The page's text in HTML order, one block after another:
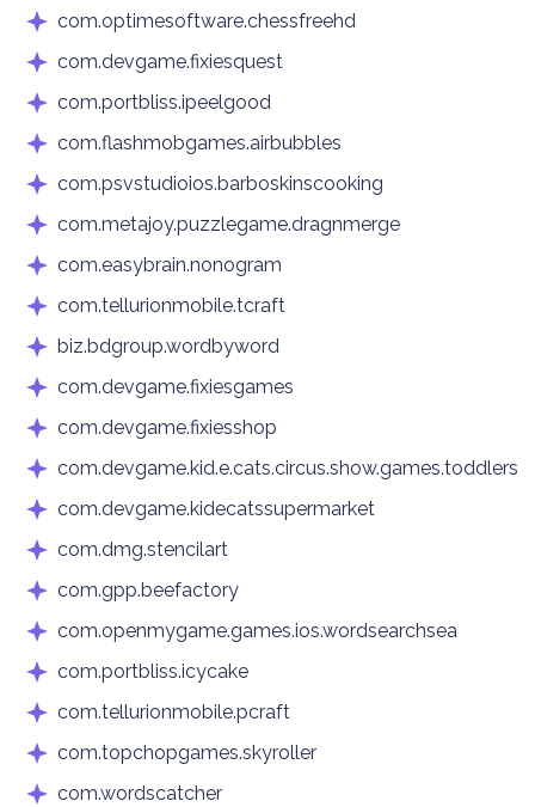
com.optimesoftware.chessfreehd
com.devgame.fixiesquest
com.portbliss.ipeelgood
com.flashmobgames.airbubbles
com.psvstudioios.barboskinscooking
com.metajoy.puzzlegame.dragnmerge
com.easybrain.nonogram
com.tellurionmobile.tcraft
biz.bdgroup.wordbyword
com.devgame.fixiesgames
com.devgame.fixiesshop
com.devgame.kid.e.cats.circus.show.games.toddlers
com.devgame.kidecatssupermarket
com.dmg.stencilart
com.gpp.beefactory
com.openmygame.games.ios.wordsearchsea
com.portbliss.icycake
com.tellurionmobile.pcraft
com.topchopgames.skyroller
com.wordscatcher